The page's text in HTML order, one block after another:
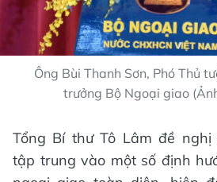
Ông Bùi Thanh Sơn, Phó Thủ
trưởng Bộ Ngoại giao
Tổng Bí thư Tô Lâm đề
tập trung vào một số định